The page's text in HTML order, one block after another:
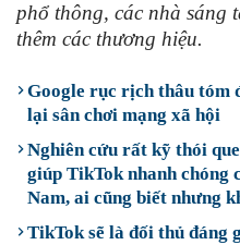
phổ thông, các nhà sáng
thêm các thương hiệu.
Google rục rịch thâu tóm
lại sân chơi mạng xã hội
Nghiên cứu rất kỹ thói
giúp TikTok nhanh
Nam, ai cũng biết nhưng
TikTok sẽ là đối thủ đáng